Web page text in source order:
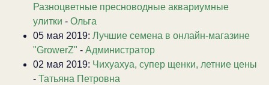
Разноцветные пресноводные аквариумные
улитки - Ольга
05 мая 2019: Лучшие семена в онлайн-магазине
"GrowerZ" - Администратор
02 мая 2019: Чихуахуа, супер щенки, летние цены
- Татьяна Петровна